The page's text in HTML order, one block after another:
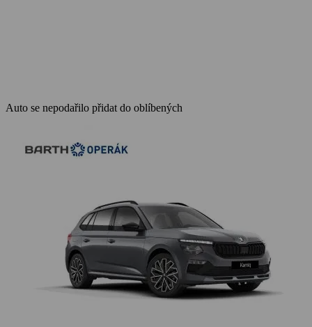
Auto se nepodařilo přidat do oblíbených